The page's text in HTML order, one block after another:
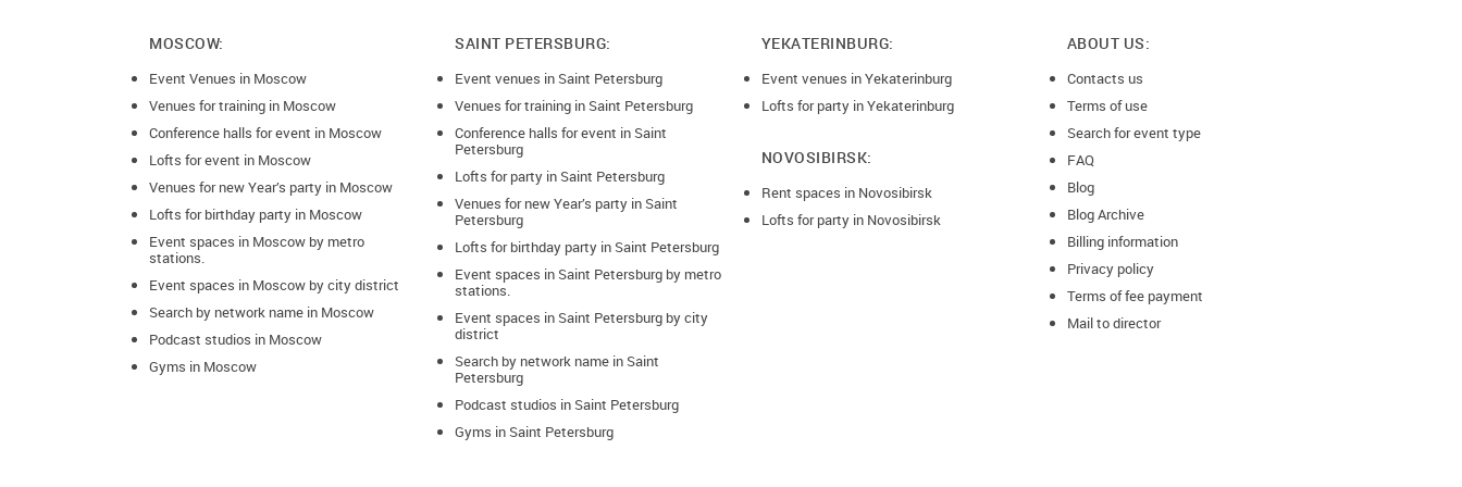
MOSCOW:
Event Venues in Moscow
Venues for training in Moscow
Conference halls for event in Moscow
Lofts for event in Moscow
Venues for new Year’s party in Moscow
Lofts for birthday party in Moscow
Event spaces in Moscow by metro
stations.
Event spaces in Moscow by city district
Search by network name in Moscow
Podcast studios in Moscow
Gyms in Moscow
SAINT PETERSBURG:
Event venues in Saint Petersburg
Venues for training in Saint Petersburg
Conference halls for event in Saint
Petersburg
Lofts for party in Saint Petersburg
Venues for new Year’s party in Saint
Petersburg
Lofts for birthday party in Saint Petersburg
Event spaces in Saint Petersburg by metro
stations.
Event spaces in Saint Petersburg by city
district
Search by network name in Saint
Petersburg
Podcast studios in Saint Petersburg
Gyms in Saint Petersburg
YEKATERINBURG:
Event venues in Yekaterinburg
Lofts for party in Yekaterinburg
NOVOSIBIRSK:
Rent spaces in Novosibirsk
Lofts for party in Novosibirsk
ABOUT US:
Contacts us
Terms of use
Search for event type
FAQ
Blog
Blog Archive
Billing information
Privacy policy
Terms of fee payment
Mail to director